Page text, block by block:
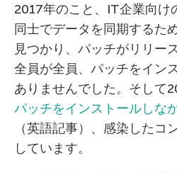
2017年のこと、IT企業向け
同士でデータを同期するた
見つかり、パッチがリリー
全員が全員、パッチをイン
ありませんでした。そして
パッチをインストールしな
（英語記事）、感染したコ
しています。